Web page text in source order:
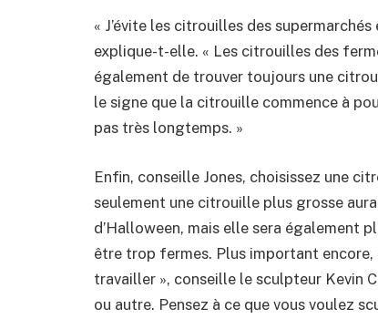
« J’évite les citrouilles des
explique-t-elle. « Les citrouilles des
également de trouver toujours une
le signe que la citrouille commence à
pas très longtemps. »
Enfin, conseille Jones, choisissez une
seulement une citrouille plus grosse
d’Halloween, mais elle sera également
être trop fermes. Plus important
travailler », conseille le sculpteur Kevin
ou autre. Pensez à ce que vous voulez